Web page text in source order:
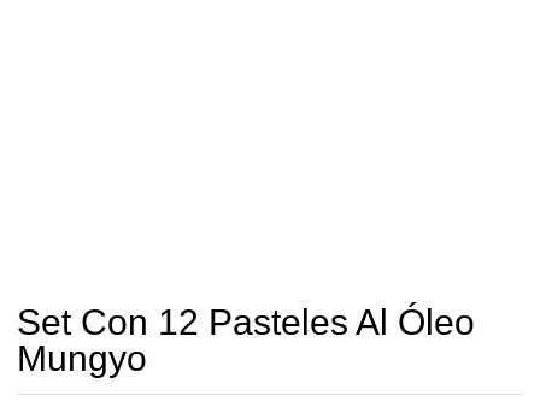
Set Con 12 Pasteles Al Óleo
Mungyo